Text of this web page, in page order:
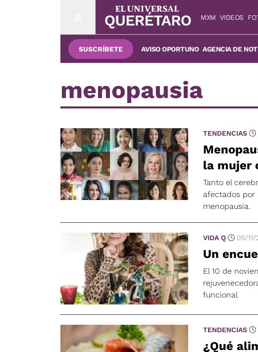
MXM VIDEOS
SUSCRÍBETE AVISO OPORTUNO AGENCIA DE
menopausia
TENDENCIAS
la mujer
Tanto el
afectados por
menopausia.
VIDA Q 05/11/
Un
El 10 de
funcional
TENDENCIAS
¿Qué